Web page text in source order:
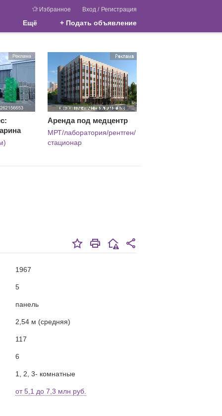
Избранное Вход / Регистрация
Ещё + Подать объявление
Аренда под медцентр
МРТ/лаборатория/рентген/
стационар
1967
5
панель
2,54 м (средняя)
117
6
1, 2, 3- комнатные
от 5,1 до 7,3 млн руб.